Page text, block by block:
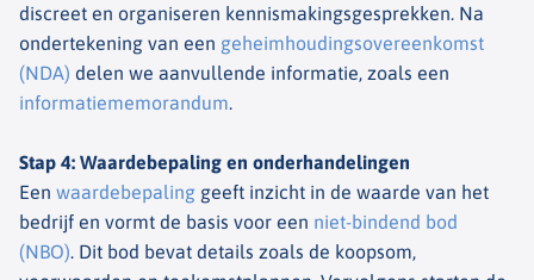
discreet en organiseren kennismakingsgesprekken. Na
ondertekening van een geheimhoudingsovereenkomst
(NDA) delen we aanvullende informatie, zoals een
informatiememorandum.
Stap 4: Waardebepaling en onderhandelingen
Een waardebepaling geeft inzicht in de waarde van het
bedrijf en vormt de basis voor een niet-bindend bod
(NBO). Dit bod bevat details zoals de koopsom,